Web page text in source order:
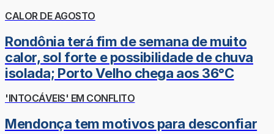
CALOR DE AGOSTO
Rondônia terá fim de semana de muito
calor, sol forte e possibilidade de chuva
isolada; Porto Velho chega aos 36°C
'INTOCÁVEIS' EM CONFLITO
Mendonça tem motivos para desconfiar